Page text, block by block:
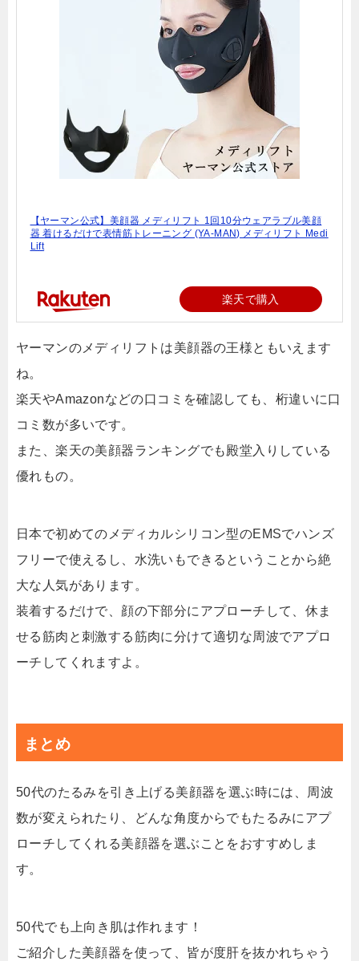
【ヤーマン公式】美顔器 メディリフト 1回10分ウェアラブル美顔
器 着けるだけで表情筋トレーニング (YA-MAN) メディリフト Medi
Lift
楽天で購入
ヤーマンのメディリフトは美顔器の王様ともいえます
ね。
楽天やAmazonなどの口コミを確認しても、桁違いに口
コミ数が多いです。
また、楽天の美顔器ランキングでも殿堂入りしている
優れもの。
日本で初めてのメディカルシリコン型のEMSでハンズ
フリーで使えるし、水洗いもできるということから絶
大な人気があります。
装着するだけで、顔の下部分にアプローチして、休ま
せる筋肉と刺激する筋肉に分けて適切な周波でアプロ
ーチしてくれますよ。
まとめ
50代のたるみを引き上げる美顔器を選ぶ時には、周波
数が変えられたり、どんな角度からでもたるみにアプ
ローチしてくれる美顔器を選ぶことをおすすめしま
す。
50代でも上向き肌は作れます！
ご紹介した美顔器を使って、皆が度肝を抜かれちゃう